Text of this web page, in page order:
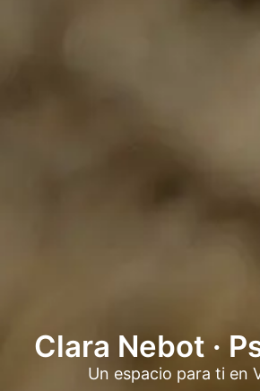
Clara Nebot ·
Un espacio para ti en